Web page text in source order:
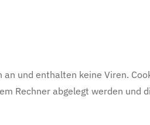
und enthalten keine Viren.
Rechner abgelegt werden und